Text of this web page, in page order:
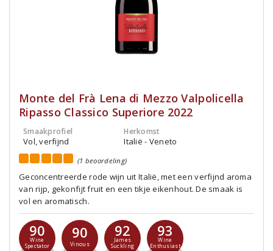
Monte del Frà Lena di Mezzo Valpolicella
Ripasso Classico Superiore 2022
Smaakprofiel
Vol, verfijnd
Herkomst
Italië - Veneto
(1 beoordeling)
Geconcentreerde rode wijn uit Italië, met een verfijnd aroma
van rijp, gekonfijt fruit en een tikje eikenhout. De smaak is
vol en aromatisch.
90
Wine
Spectator
90
Vinous
92
James
Suckling
93
Wine
Enthusiast